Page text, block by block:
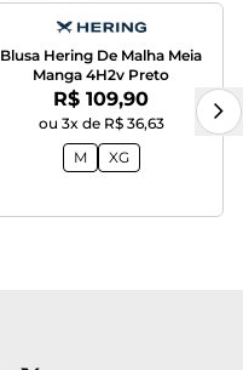
Blusa Hering De Malha Meia
Manga 4H2v Preto
Por:
R$ 109,90
ou 3x de R$ 36,63
M
XG